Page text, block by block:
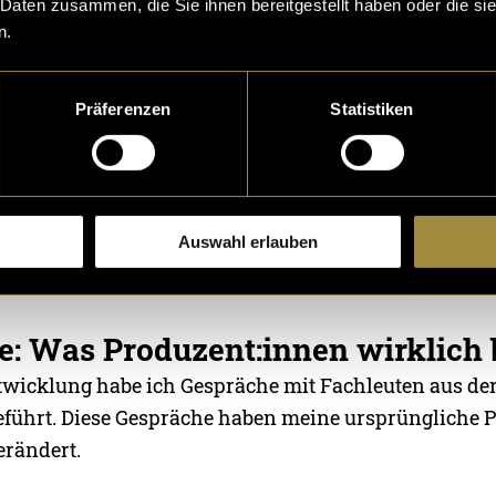
zusammen, die Sie ihnen bereitgestellt haben oder die
Präferenzen Statistiken
Auswahl erlauben
so einsetzen, dass sie Filmprojekte
förderrelevante Kriterien berücksichtigt?
Ein Nutzer lädt Projektdokumente hoch. Der
Feedback zurück. Welche Förderinstitutionen
Kriterien werden erfüllt, welche fehlen? Was
es nicht und zwar weniger wegen technischer
Was Produzent:innen wirklich
habe ich Gespräche mit Fachleuten aus
Diese Gespräche haben meine ursprüngliche